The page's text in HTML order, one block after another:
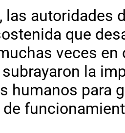
las autoridades
que
veces en
la
humanos para